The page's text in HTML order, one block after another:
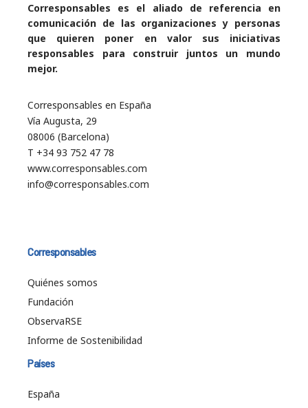
Corresponsables es el aliado de referencia en
comunicación de las organizaciones y personas
que quieren poner en valor sus iniciativas
responsables para construir juntos un mundo
mejor.
Corresponsables en España
Vía Augusta, 29
08006 (Barcelona)
T +34 93 752 47 78
www.corresponsables.com
info@corresponsables.com
Corresponsables
Quiénes somos
Fundación
ObservaRSE
Informe de Sostenibilidad
Países
España